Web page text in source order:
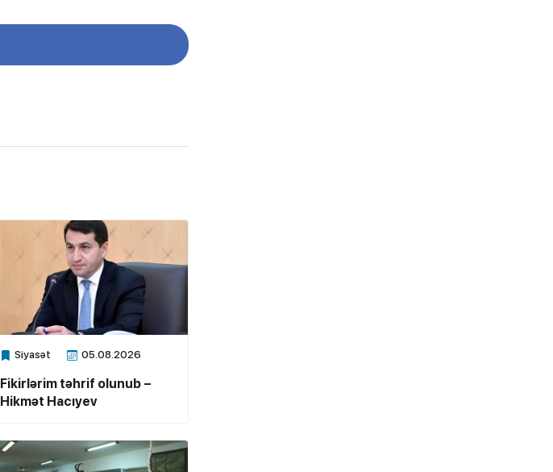
Siyasət 05.08.2026
Xalq.Online
Fikirlərim təhrif olunub –
Hikmət Hacıyev